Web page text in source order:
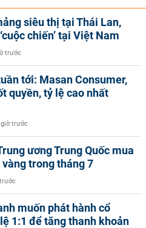
siêu thị tại Thái Lan,
chiến’ tại Việt Nam
trước
tới: Masan Consumer,
quyền, tỷ lệ cao nhất
trước
ương Trung Quốc mua
trong tháng 7
muốn phát hành cổ
1:1 để tăng thanh khoản